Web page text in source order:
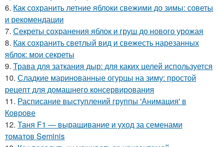
6. Как сохранить летние яблоки свежими до зимы: советы
и рекомендации
7. Секреты сохранения яблок и груш до нового урожая
8. Как сохранить светлый вид и свежесть нарезанных
яблок: мои секреты
9. Трава для заткания дыр: для каких целей используется
10. Сладкие маринованные огурцы на зиму: простой
рецепт для домашнего консервирования
11. Расписание выступлений группы 'Анимация' в
Коврове
12. Таня F1 — выращивание и уход за семенами
томатов Seminis